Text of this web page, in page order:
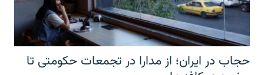
حجاب در ایران؛ از مدارا در تجمعات حکومتی تا